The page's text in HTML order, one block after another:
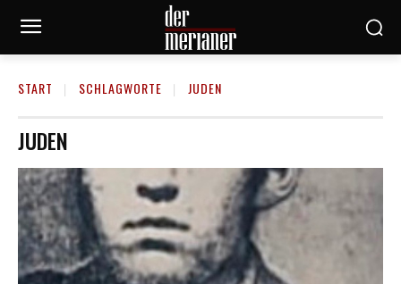
START SCHLAGWORTE JUDEN
JUDEN